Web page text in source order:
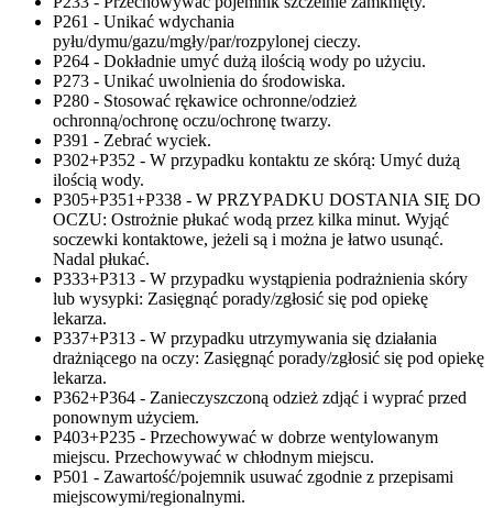
P261 - Unikać wdychania
pyłu/dymu/gazu/mgły/par/rozpylonej cieczy.
P264 - Dokładnie umyć dużą ilością wody po użyciu.
P273 - Unikać uwolnienia do środowiska.
P280 - Stosować rękawice ochronne/odzież
ochronną/ochronę oczu/ochronę twarzy.
P391 - Zebrać wyciek.
P302+P352 - W przypadku kontaktu ze skórą: Umyć dużą
ilością wody.
P305+P351+P338 - W PRZYPADKU DOSTANIA SIĘ DO
OCZU: Ostrożnie płukać wodą przez kilka minut. Wyjąć
soczewki kontaktowe, jeżeli są i można je łatwo usunąć.
Nadal płukać.
P333+P313 - W przypadku wystąpienia podrażnienia skóry
lub wysypki: Zasięgnąć porady/zgłosić się pod opiekę
lekarza.
P337+P313 - W przypadku utrzymywania się działania
drażniącego na oczy: Zasięgnąć porady/zgłosić się pod opiekę
lekarza.
P362+P364 - Zanieczyszczoną odzież zdjąć i wyprać przed
ponownym użyciem.
P403+P235 - Przechowywać w dobrze wentylowanym
miejscu. Przechowywać w chłodnym miejscu.
P501 - Zawartość/pojemnik usuwać zgodnie z przepisami
miejscowymi/regionalnymi.